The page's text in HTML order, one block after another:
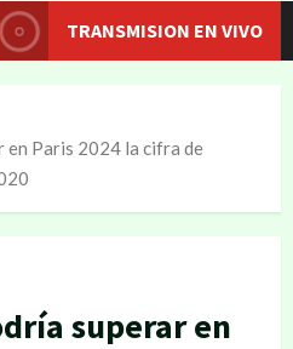
TRANSMISION EN VIVO
en Paris 2024 la cifra de
superar en